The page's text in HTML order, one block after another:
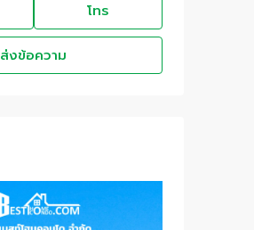
โทร
ส่งข้อความ